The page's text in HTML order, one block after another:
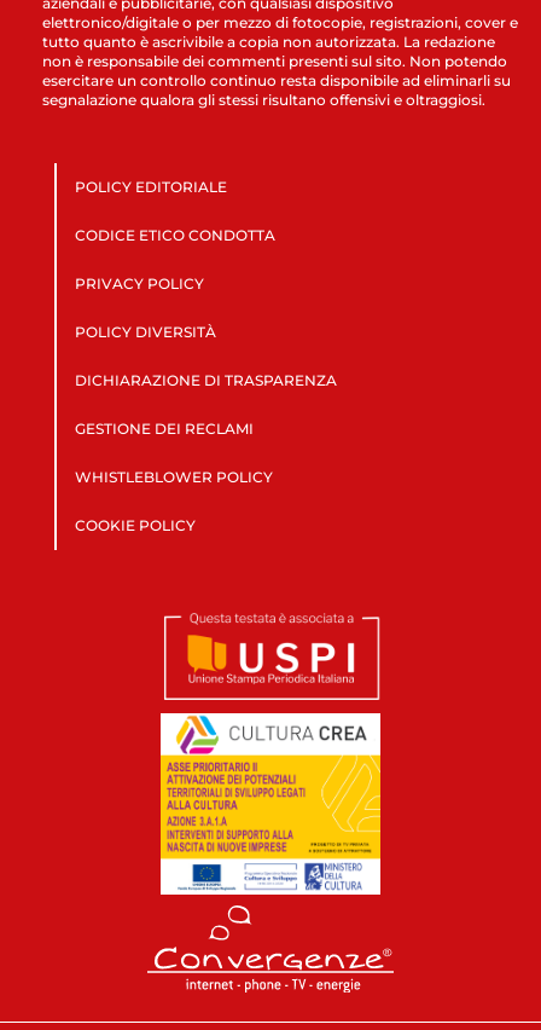
elettronico/digitale o per mezzo di fotocopie, registrazioni, cover e
tutto quanto è ascrivibile a copia non autorizzata. La redazione
non è responsabile dei commenti presenti sul sito. Non potendo
esercitare un controllo continuo resta disponibile ad eliminarli su
segnalazione qualora gli stessi risultano offensivi e oltraggiosi.
POLICY EDITORIALE
CODICE ETICO CONDOTTA
PRIVACY POLICY
POLICY DIVERSITÀ
DICHIARAZIONE DI TRASPARENZA
GESTIONE DEI RECLAMI
WHISTLEBLOWER POLICY
COOKIE POLICY